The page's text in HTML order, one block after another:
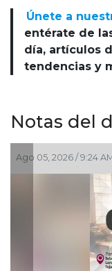
Únete a
entérate de
día, artículos
tendencias y
Notas del
2026 / 9:24 AM